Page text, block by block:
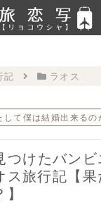
記 ラオス
して僕は結婚出来る
つけたバン
ス旅行記【果